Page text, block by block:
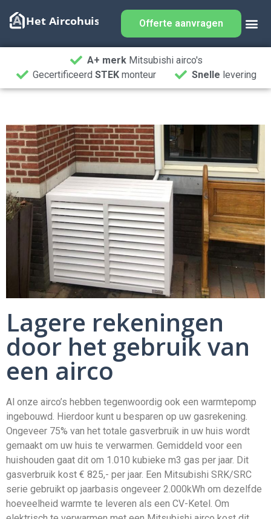
Offerte aanvragen
A+ merkMitsubishi airco's
GecertificeerdSTEK monteur Snelle levering
Lagere rekeningen
door het gebruik van
een airco
Al onze airco’s hebben tegenwoordig ook een warmtepomp
ingebouwd. Hierdoor kunt u besparen op uw gasrekening.
Ongeveer 75% van het totale gasverbruik in uw huis wordt
gemaakt om uw huis te verwarmen. Gemiddeld voor een
huishouden gaat dit om 1.010 kubieke m3 gas per jaar. Dit
gasverbruik kost € 825,- per jaar. Een Mitsubishi SRK/SRC
serie gebruikt op jaarbasis ongeveer 2.000kWh om dezelfde
hoeveelheid warmte te leveren als een CV-Ketel. Om